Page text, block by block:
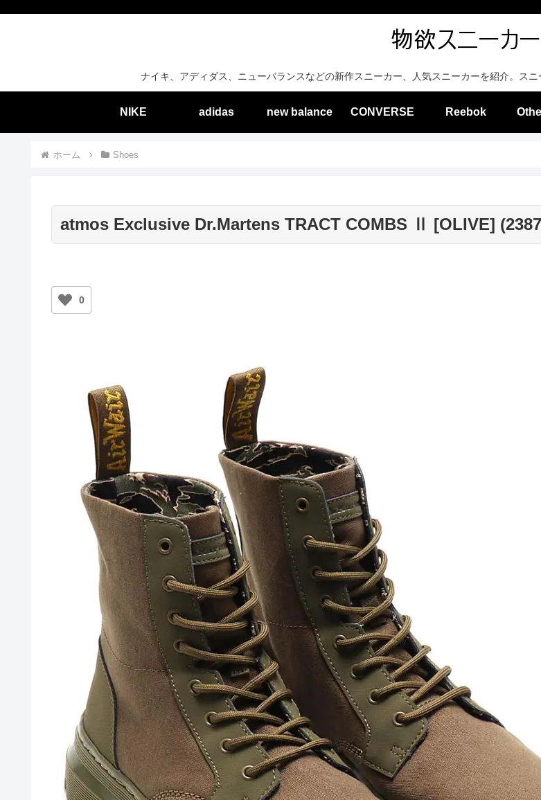
ナイキ、アディダス、ニューバランスなどの新作スニーカー、人気スニーカーを紹介。ス
NIKE adidas new balance CONVERSE Reebok
ホーム Shoes
atmos Exclusive Dr.Martens TRACT COMBS Ⅱ [OLIVE]
0